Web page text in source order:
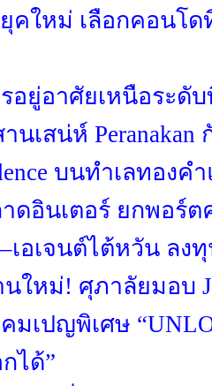
คใหม่ เลือกคอนโ
อยู่อาศัยเหนือระดับ
นเสน่ห์ Peranakan
บนทำเลทองค
ดอินเตอร์ ยกพอร์
เอเจนต์ไต้หวัน ลง
นใหม่! ศุภาลัยมอบ
มเปญพิเศษ
ได้”